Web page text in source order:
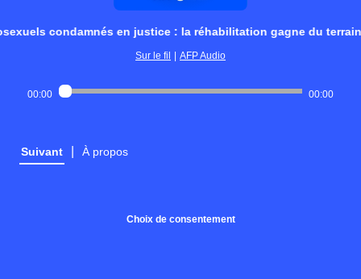
condamnés en justice : la réhabilitation gagne du terrain
Sur le fil AFP Audio
00:00 00:00
Suivant À propos
Choix de consentement